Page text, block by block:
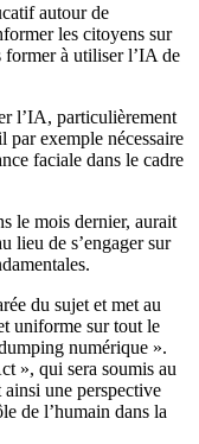
autour de
les citoyens sur
former à utiliser l’IA de
l’IA, particulièrement
par exemple nécessaire
faciale dans le cadre
le mois dernier, aurait
lieu de s’engager sur
du sujet et met au
uniforme sur tout le
numérique ».
», qui sera soumis au
une perspective
de l’humain dans la